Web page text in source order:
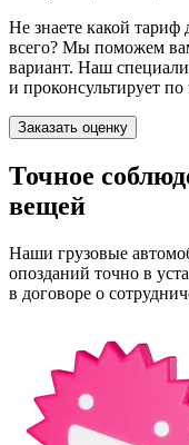
Не знаете какой тариф
всего? Мы поможем
вариант. Наш
и проконсультирует
Заказать оценку
Точное
вещей
Наши грузовые
опозданий точно в
в договоре о